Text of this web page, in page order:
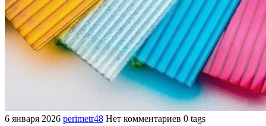
6 января 2026 perimetr48 Нет комментариев 0 tags